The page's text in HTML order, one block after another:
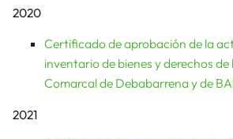
2020
Certificado de aprobación de la
inventario de bienes y derechos
Comarcal de Debabarrena y de
2021